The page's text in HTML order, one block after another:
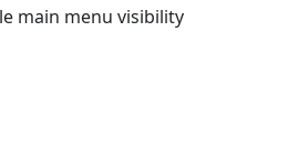
main menu visibility